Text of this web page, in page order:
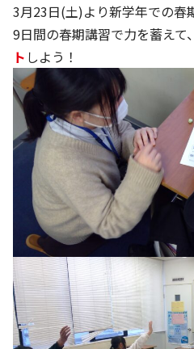
3月23日(土)より新学年での春
9日間の春期講習で力を蓄えて
ト しよう！